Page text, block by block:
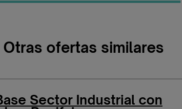
Otras ofertas similares
Sector Industrial con